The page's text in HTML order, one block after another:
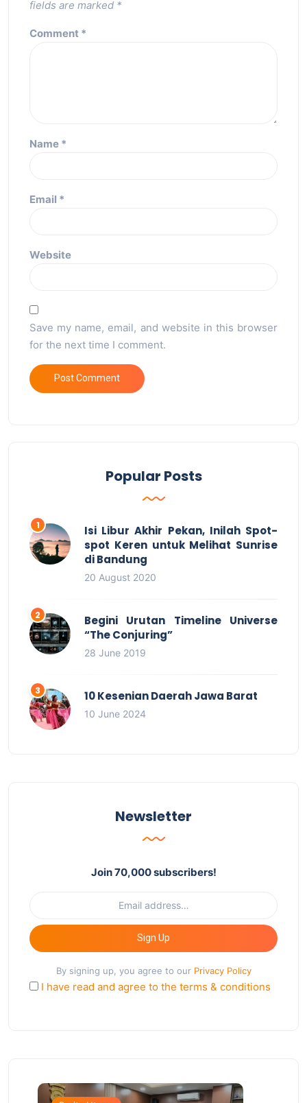
fields are marked *
Comment *
Name *
Email *
Website
Save my name, email, and website in this browser
for the next time I comment.
Popular Posts
Isi Libur Akhir Pekan, Inilah Spot-
spot Keren untuk Melihat Sunrise
di Bandung
20 August 2020
Begini Urutan Timeline Universe
“The Conjuring”
28 June 2019
10 Kesenian Daerah Jawa Barat
10 June 2024
Newsletter
Join 70,000 subscribers!
Sign Up
By signing up, you agree to our Privacy Policy
I have read and agree to the terms & conditions